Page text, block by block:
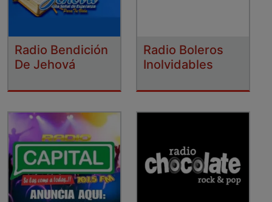
Radio Bendición
De Jehová
Radio Boleros
Inolvidables